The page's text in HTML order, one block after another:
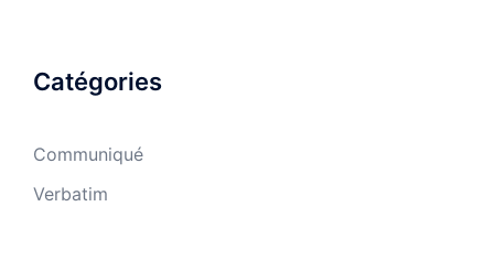
Catégories
Communiqué
Verbatim